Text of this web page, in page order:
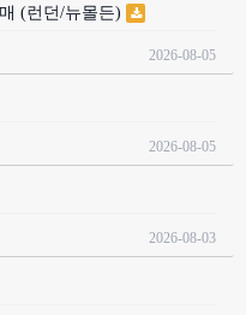
(런던/뉴몰든)
2026-08-05
2026-08-05
2026-08-03